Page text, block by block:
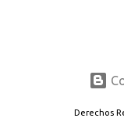
Derechos